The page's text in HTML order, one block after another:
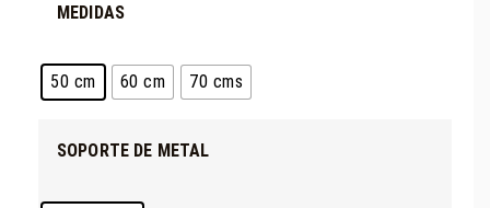
MEDIDAS
50 cm 60 cm 70 cms
SOPORTE DE METAL